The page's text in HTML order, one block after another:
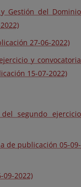
Gestión del Dominio
27-06-2022)
y convocatoria
15-07-2022)
segundo ejercicio
de publicación 05-09-
09-2022)